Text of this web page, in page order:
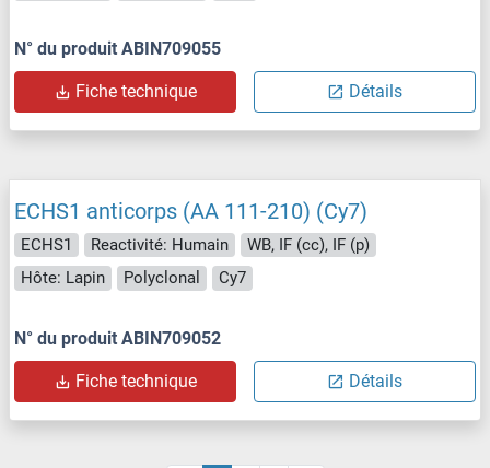
N° du produit ABIN709055
Fiche technique Détails
ECHS1 anticorps (AA 111-210) (Cy7)
ECHS1 Reactivité: Humain
WB, IF (cc), IF (p)
Hôte: Lapin
Polyclonal Cy7
N° du produit ABIN709052
Fiche technique Détails